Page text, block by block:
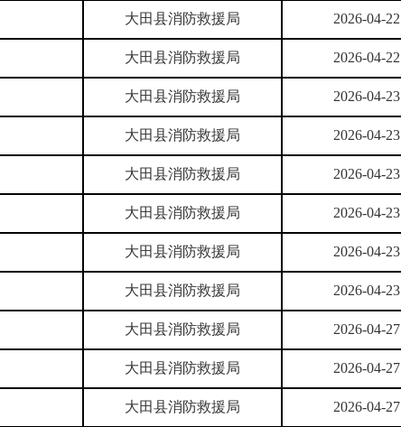
大田县消防救援局 2026-04-22
大田县消防救援局 2026-04-22
大田县消防救援局 2026-04-23
大田县消防救援局 2026-04-23
大田县消防救援局 2026-04-23
大田县消防救援局 2026-04-23
大田县消防救援局 2026-04-23
大田县消防救援局 2026-04-23
大田县消防救援局 2026-04-27
大田县消防救援局 2026-04-27
大田县消防救援局 2026-04-27